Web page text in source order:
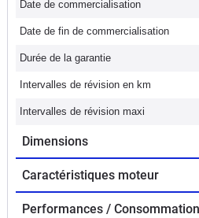
Date de commercialisation
Date de fin de commercialisation
Durée de la garantie
Intervalles de révision en km
Intervalles de révision maxi
Dimensions
Caractéristiques moteur
Performances / Consommation